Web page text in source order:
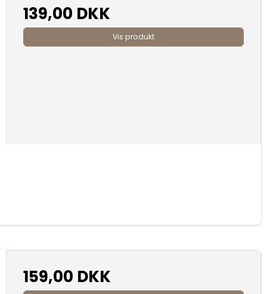
139,00 DKK
Vis produkt
159,00 DKK